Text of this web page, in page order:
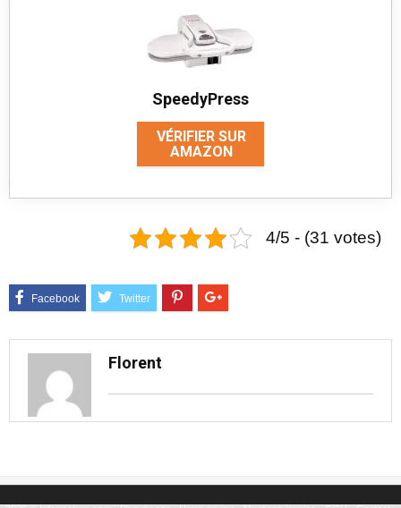
SpeedyPress
VÉRIFIER SUR
AMAZON
4/5 - (31 votes)
Florent